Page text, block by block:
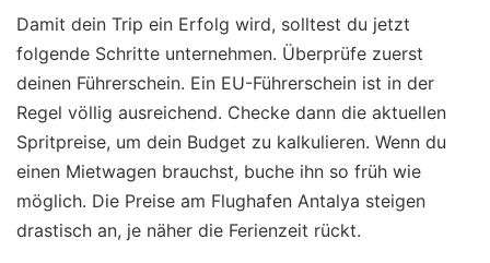
Damit dein Trip ein Erfolg wird, solltest du jetzt
folgende Schritte unternehmen. Überprüfe zuerst
deinen Führerschein. Ein EU-Führerschein ist in der
Regel völlig ausreichend. Checke dann die aktuellen
Spritpreise, um dein Budget zu kalkulieren. Wenn du
einen Mietwagen brauchst, buche ihn so früh wie
möglich. Die Preise am Flughafen Antalya steigen
drastisch an, je näher die Ferienzeit rückt.